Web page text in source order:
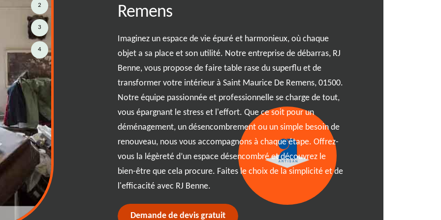
priorisez les articles à enlever.
robustes pour faciliter le
ou donner ce qui peut
écologique. Si vous vous
contacter notre équipe de RJ
et professionnel. Que vous
ou dans le code postal
service rapide et efficace qui
en un rien de temps.
Remens
Imaginez un espace de vie épuré et harmonieux, où chaque
objet a sa place et son utilité. Notre entreprise de débarras, RJ
Benne, vous propose de faire table rase du superflu et de
transformer votre intérieur à Saint Maurice De Remens, 01500.
Notre équipe passionnée et professionnelle se charge de tout,
vous épargnant le stress et l'effort. Que ce soit pour un
déménagement, un désencombrement ou un simple besoin de
renouveau, nous vous accompagnons à chaque étape. Offrez-
vous la légèreté d’un espace désencombré et découvrez le
bien-être que cela procure. Faites le choix de la simplicité et de
l'efficacité avec RJ Benne.
2
3
4
Demande de devis gratuit